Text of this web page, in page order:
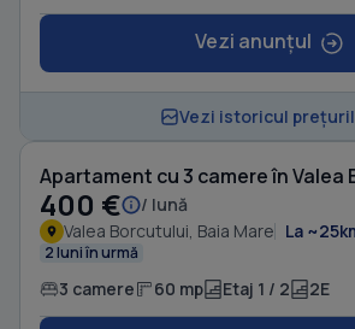
Vezi anunțul
Vezi istoricul
Apartament cu 3 camere în Valea
400 € / lună
Valea Borcutului, Baia Mare La
2 luni în urmă
3 camere 60 mp Etaj 1 / 2 2E